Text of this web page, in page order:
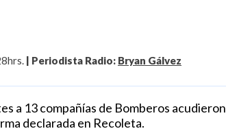
| Periodista Radio: Bryan Gálvez
a 13 compañías de Bomberos acudieron
declarada en Recoleta.